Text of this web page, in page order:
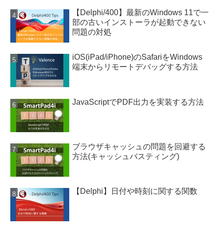
【Delphi/400】最新のWindows 11で一
部の古いインストーラが起動できない
問題の対処
iOS(iPad/iPhone)のSafariをWindows
端末からリモートデバッグする方法
JavaScriptでPDF出力を実装する方法
ブラウザキャッシュの問題を回避する
方法(キャッシュバスティング)
【Delphi】日付や時刻に関する関数